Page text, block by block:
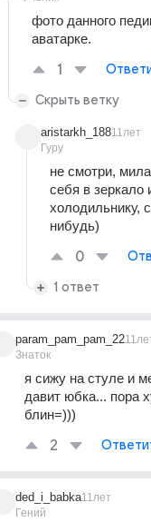
фото данного
аватарке.
1
Скрыть ветку
aristarkh_188
Гуру
11лет
не смотри,
себя в зеркало
холодильнику,
нибудь)
0
1 ответ
param_pam_pam_22
Знаток
я сижу на стуле и
давит юбка... пора
блин=)))
2
ded_i_babka
Гений
11лет